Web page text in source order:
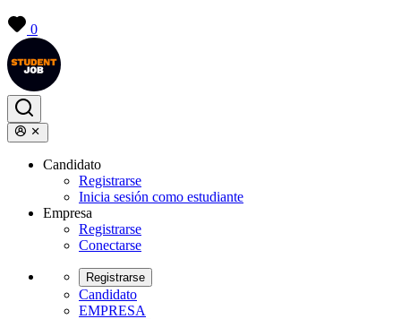
0
Candidato
Registrarse
Inicia sesión como estudiante
Empresa
Registrarse
Conectarse
Registrarse
Candidato
EMPRESA